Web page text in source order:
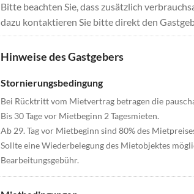
Bitte beachten Sie, dass zusätzlich
dazu kontaktieren Sie bitte direkt den
Hinweise des Gastgebers
Stornierungsbedingung
Bei Rücktritt vom Mietvertrag betragen die
Bis 30 Tage vor Mietbeginn 2 Tagesmieten.
Ab 29. Tag vor Mietbeginn sind 80% des
Sollte eine Wiederbelegung des Mietobjektes
Bearbeitungsgebühr.